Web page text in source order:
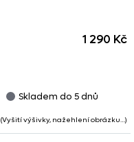
1 290 Kč
Skladem do 5 dnů
(Vyšití výšivky, nažehlení obrázku…)